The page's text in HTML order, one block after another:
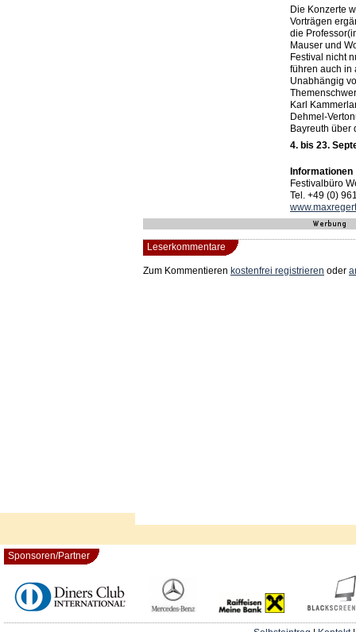
Die Konzerte
Vorträgen
die
Mauser und
Festival nicht
führen auch in
Unabhängig
Karl
Dehmel-
Bayreuth über
4. bis 23.
Informationen
Festivalbüro
Tel. +49 (0)
Leserkommentare
Zum Kommentieren kostenfrei registrieren oder
Sponsoren/Partner